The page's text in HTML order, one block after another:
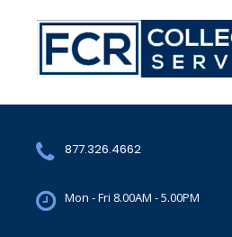
877.326.4662
Mon - Fri 8.00AM - 5.00PM